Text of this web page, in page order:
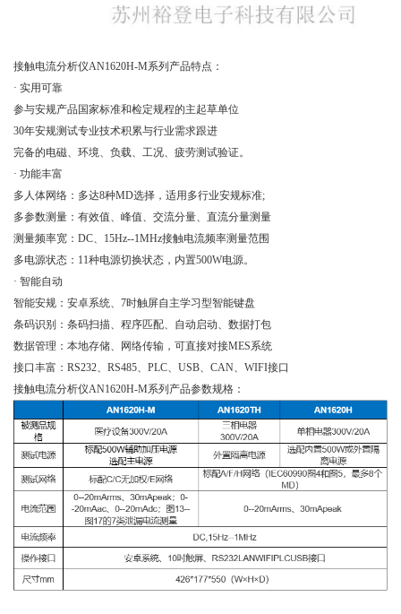
接触电流分析仪AN1620H-M系列产品特点：
· 实用可靠
参与安规产品国家标准和检定规程的主起草单位
30年安规测试专业技术积累与行业需求跟进
完备的电磁、环境、负载、工况、疲劳测试验证。
· 功能丰富
多人体网络：多达8种MD选择，适用多行业安规标准;
多参数测量：有效值、峰值、交流分量、直流分量测量
测量频率宽：DC、15Hz--1MHz接触电流频率测量范围
多电源状态：11种电源切换状态，内置500W电源。
· 智能自动
智能安规：安卓系统、7时触屏自主学习型智能键盘
条码识别：条码扫描、程序匹配、自动启动、数据打包
数据管理：本地存储、网络传输，可直接对接MES系统
接口丰富：RS232、RS485、PLC、USB、CAN、WIFI接口
接触电流分析仪AN1620H-M系列产品参数规格：